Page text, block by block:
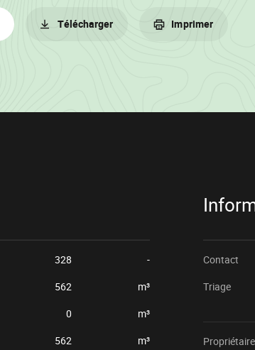
d'exploitation se fera exclusivement
40m) sur lit de branches
Télécharger Imprimer
328
-
562
m³
0
m³
562
m³
Contact
Triage
Propriétaire